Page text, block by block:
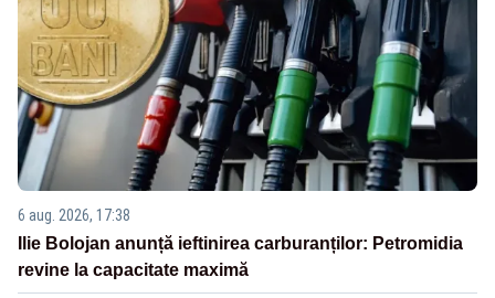
6 aug. 2026, 17:38
Ilie Bolojan anunță ieftinirea carburanților: Petromidia
revine la capacitate maximă